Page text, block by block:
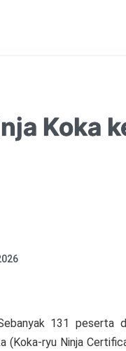
Koka
131 peserta
(Koka-ryu Ninja